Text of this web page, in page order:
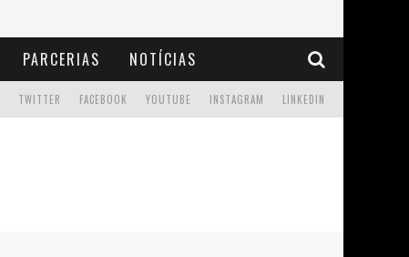
PARCERIAS NOTÍCIAS
LINKEDIN
INSTAGRAM
YOUTUBE
FACEBOOK
TWITTER